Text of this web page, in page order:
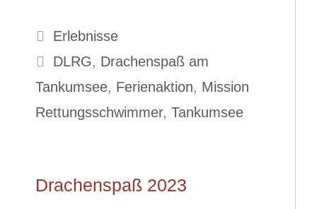
Kategorien
Erlebnisse
Schlagwörter
DLRG, Drachenspaß am
Tankumsee, Ferienaktion, Mission
Rettungsschwimmer, Tankumsee
Drachenspaß 2023